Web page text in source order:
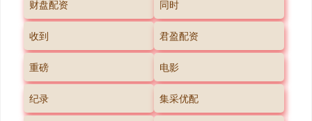
财盘配资 同时
收到 君盈配资
重磅 电影
纪录 集采优配